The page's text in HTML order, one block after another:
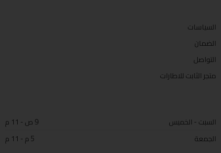
السياسات
الضمان
التواصل
متجر الثابت للاطارات
السبت - الخميس
9 ص - 11 م
الجمعة
5 م - 11 م